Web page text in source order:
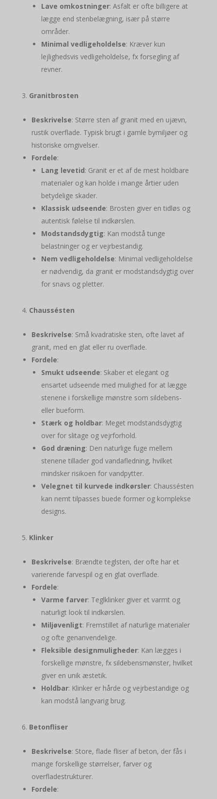
Lave omkostninger: Asfalt er ofte billigere at
lægge end stenbelægning, især på større
områder.
Minimal vedligeholdelse: Kræver kun
lejlighedsvis vedligeholdelse, fx forsegling af
revner.
Granitbrosten
Beskrivelse: Større sten af granit med en ujævn,
rustik overflade. Typisk brugt i gamle bymiljøer og
historiske omgivelser.
Fordele:
Lang levetid: Granit er et af de mest holdbare
materialer og kan holde i mange årtier uden
betydelige skader.
Klassisk udseende: Brosten giver en tidløs og
autentisk følelse til indkørslen.
Modstandsdygtig: Kan modstå tunge
belastninger og er vejrbestandig.
Nem vedligeholdelse: Minimal vedligeholdelse
er nødvendig, da granit er modstandsdygtig over
for snavs og pletter.
Chaussésten
Beskrivelse: Små kvadratiske sten, ofte lavet af
granit, med en glat eller ru overflade.
Fordele:
Smukt udseende: Skaber et elegant og
ensartet udseende med mulighed for at lægge
stenene i forskellige mønstre som sildebens-
eller bueform.
Stærk og holdbar: Meget modstandsdygtig
over for slitage og vejrforhold.
God dræning: Den naturlige fuge mellem
stenene tillader god vandafledning, hvilket
mindsker risikoen for vandpytter.
Velegnet til kurvede indkørsler: Chaussésten
kan nemt tilpasses buede former og komplekse
designs.
Klinker
Beskrivelse: Brændte teglsten, der ofte har et
varierende farvespil og en glat overflade.
Fordele:
Varme farver: Teglklinker giver et varmt og
naturligt look til indkørslen.
Miljøvenligt: Fremstillet af naturlige materialer
og ofte genanvendelige.
Fleksible designmuligheder: Kan lægges i
forskellige mønstre, fx sildebensmønster, hvilket
giver en unik æstetik.
Holdbar: Klinker er hårde og vejrbestandige og
kan modstå langvarig brug.
Betonfliser
Beskrivelse: Store, flade fliser af beton, der fås i
mange forskellige størrelser, farver og
overfladestrukturer.
Fordele: